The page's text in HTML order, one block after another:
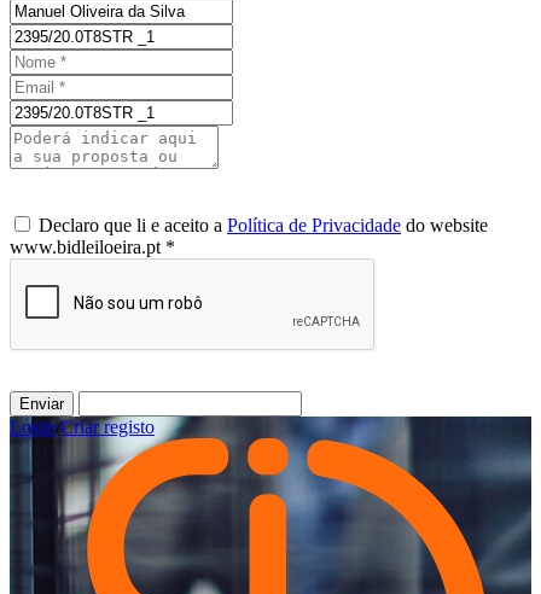
Declaro que li e aceito a Política de Privacidade do website
www.bidleiloeira.pt *
Enviar
Login/Criar registo